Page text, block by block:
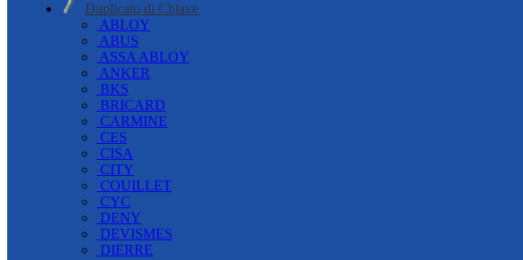
Duplicato di Chiave
ABLOY
ABUS
ASSA ABLOY
ANKER
BKS
BRICARD
CARMINE
CES
CISA
CITY
COUILLET
CYC
DENY
DEVISMES
DIERRE